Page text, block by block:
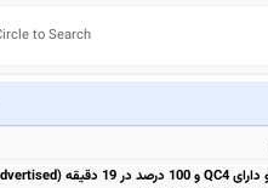
to Search